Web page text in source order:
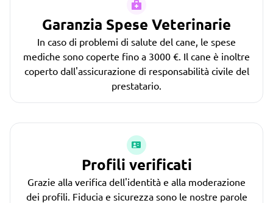
Garanzia Spese Veterinarie
In caso di problemi di salute del cane, le spese
mediche sono coperte fino a 3000 €. Il cane è inoltre
coperto dall'assicurazione di responsabilità civile del
prestatario.
Profili verificati
Grazie alla verifica dell'identità e alla moderazione
dei profili. Fiducia e sicurezza sono le nostre parole